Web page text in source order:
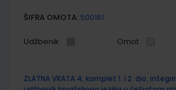
ŠIFRA OMOTA: 500161
Udžbenik Omot
ZLATNA VRATA 4; komplet 1. i 2. dio,